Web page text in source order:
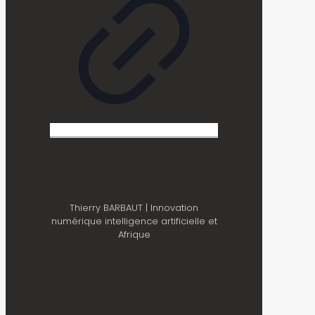
Thierry BARBAUT | Innovation
numérique intelligence artificielle et
Afrique